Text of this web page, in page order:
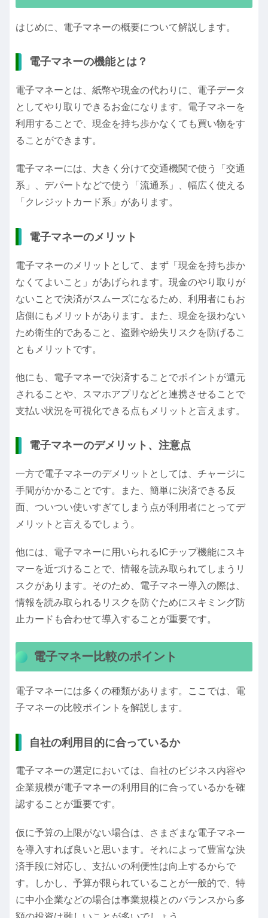
はじめに、電子マネーの概要について解説します。
電子マネーの機能とは？
電子マネーとは、紙幣や現金の代わりに、電子データ
としてやり取りできるお金になります。電子マネーを
利用することで、現金を持ち歩かなくても買い物をす
ることができます。
電子マネーには、大きく分けて交通機関で使う「交通
系」、デパートなどで使う「流通系」、幅広く使える
「クレジットカード系」があります。
電子マネーのメリット
電子マネーのメリットとして、まず「現金を持ち歩か
なくてよいこと」があげられます。現金のやり取りが
ないことで決済がスムーズになるため、利用者にもお
店側にもメリットがあります。また、現金を扱わない
ため衛生的であること、盗難や紛失リスクを防げるこ
ともメリットです。
他にも、電子マネーで決済することでポイントが還元
されることや、スマホアプリなどと連携させることで
支払い状況を可視化できる点もメリットと言えます。
電子マネーのデメリット、注意点
一方で電子マネーのデメリットとしては、チャージに
手間がかかることです。また、簡単に決済できる反
面、ついつい使いすぎてしまう点が利用者にとってデ
メリットと言えるでしょう。
他には、電子マネーに用いられるICチップ機能にスキ
マーを近づけることで、情報を読み取られてしまうリ
スクがあります。そのため、電子マネー導入の際は、
情報を読み取られるリスクを防ぐためにスキミング防
止カードも合わせて導入することが重要です。
電子マネー比較のポイント
電子マネーには多くの種類があります。ここでは、電
子マネーの比較ポイントを解説します。
自社の利用目的に合っているか
電子マネーの選定においては、自社のビジネス内容や
企業規模が電子マネーの利用目的に合っているかを確
認することが重要です。
仮に予算の上限がない場合は、さまざまな電子マネー
を導入すれば良いと思います。それによって豊富な決
済手段に対応し、支払いの利便性は向上するからで
す。しかし、予算が限られていることが一般的で、特
に中小企業などの場合は事業規模とのバランスから多